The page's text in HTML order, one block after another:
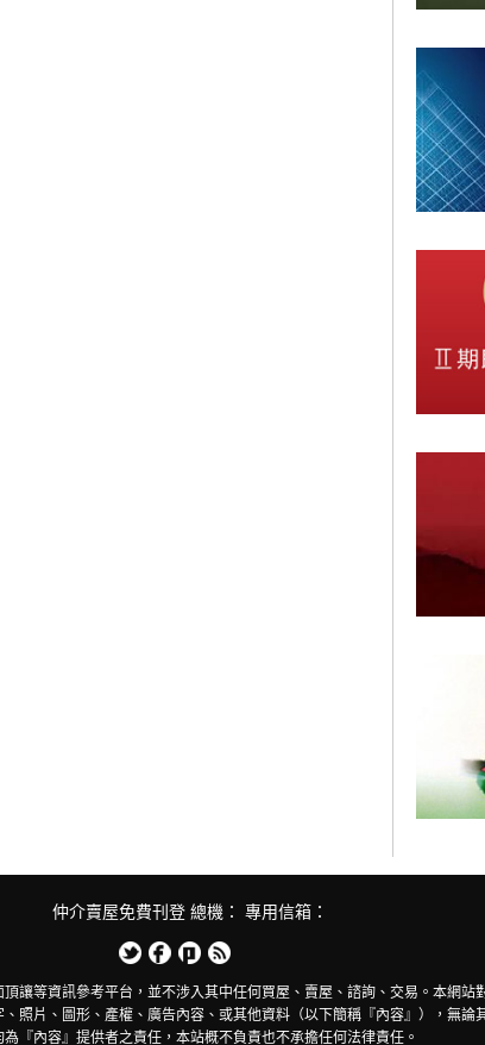
仲介賣屋免費刊登 總機： 專用信箱：
讓等資訊參考平台，並不涉入其中任何買屋、賣屋、諮詢、交易。本網站
照片、圖形、產權、廣告內容、或其他資料（以下簡稱『內容』），無論
為『內容』提供者之責任，本站概不負責也不承擔任何法律責任。